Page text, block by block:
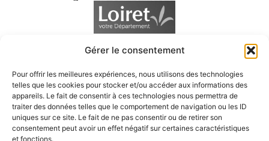
Gérer le consentement
Pour offrir les meilleures expériences, nous utilisons des technologies
telles que les cookies pour stocker et/ou accéder aux informations des
appareils. Le fait de consentir à ces technologies nous permettra de
traiter des données telles que le comportement de navigation ou les ID
uniques sur ce site. Le fait de ne pas consentir ou de retirer son
consentement peut avoir un effet négatif sur certaines caractéristiques
et fonctions.